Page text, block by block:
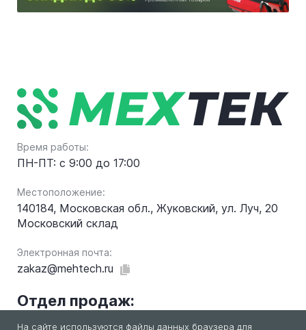
Время работы:
ПН-ПТ: с 9:00 до 17:00
Местоположение:
140184, Московская обл., Жуковский, ул. Луч, 20
Московский склад
Электронная почта:
zakaz@mehtech.ru
Отдел продаж:
На сайте используются файлы данных браузера для